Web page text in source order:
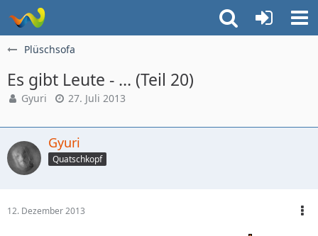
Plüschsofa
Es gibt Leute - … (Teil 20)
Gyuri 27. Juli 2013
Gyuri
Quatschkopf
12. Dezember 2013